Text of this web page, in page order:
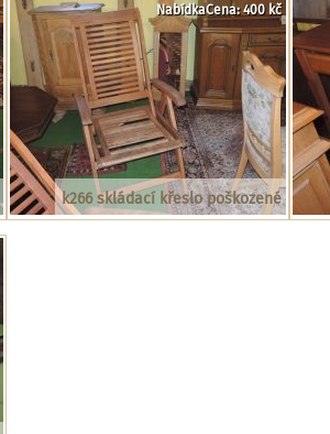
k266 skládací křeslo poškozené
NabídkaCena: 400 kč